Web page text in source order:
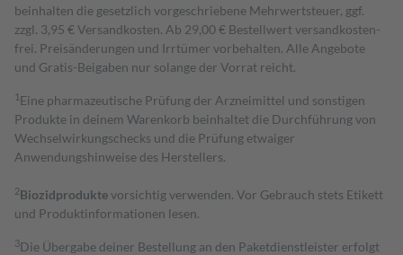
beinhalten die gesetzlich vorgeschriebene Mehrwertsteuer, ggf.
zzgl. 3,95 € Versandkosten. Ab 29,00 € Bestell­wert versand­kosten­
frei. Preisänderungen und Irrtümer vorbehalten. Alle Angebote
und Gratis-Beigaben nur solange der Vorrat reicht.
1 Eine pharmazeutische Prüfung der Arzneimittel und sonstigen
Produkte in deinem Warenkorb beinhaltet die Durchführung von
Wechselwirkungschecks und die Prüfung etwaiger
Anwendungshinweise des Herstellers.
2Biozidproduktevorsichtig verwenden. Vor Gebrauch stets Etikett
und Produktinformationen lesen.
3Die Übergabe deiner Bestellung an den Paketdienstleister erfolgt